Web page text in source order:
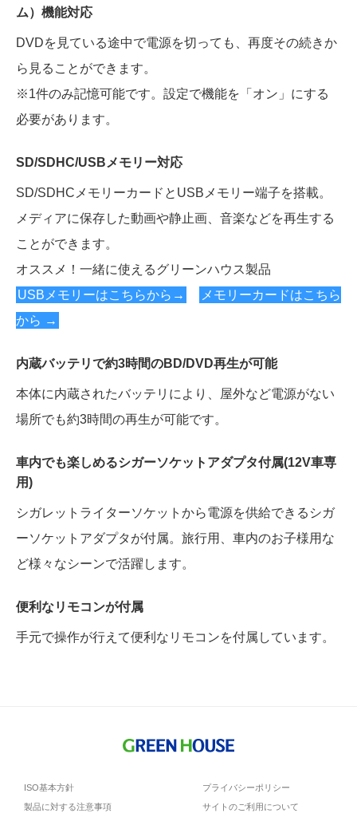
ム）機能対応
DVDを見ている途中で電源を切っても、再度その続きか
ら見ることができます。
※1件のみ記憶可能です。設定で機能を「オン」にする
必要があります。
SD/SDHC/USBメモリー対応
SD/SDHCメモリーカードとUSBメモリー端子を搭載。
メディアに保存した動画や静止画、音楽などを再生する
ことができます。
オススメ！一緒に使えるグリーンハウス製品
USBメモリーはこちらから→
メモリーカードはこちら
から →
内蔵バッテリで約3時間のBD/DVD再生が可能
本体に内蔵されたバッテリにより、屋外など電源がない
場所でも約3時間の再生が可能です。
車内でも楽しめるシガーソケットアダプタ付属(12V車専
用)
シガレットライターソケットから電源を供給できるシガ
ーソケットアダプタが付属。旅行用、車内のお子様用な
ど様々なシーンで活躍します。
便利なリモコンが付属
手元で操作が行えて便利なリモコンを付属しています。
ISO基本方針
プライバシーポリシー
製品に対する注意事項
サイトのご利用について